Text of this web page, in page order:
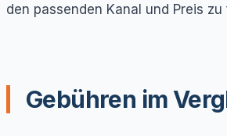
den passenden Kanal und Preis
Gebühren im